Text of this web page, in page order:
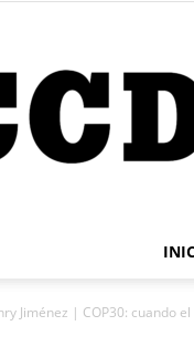
Jiménez | COP30: cuando